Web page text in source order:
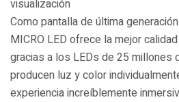
visualización
Como pantalla de última
MICRO LED ofrece la mejor
gracias a los LEDs de 25 millones
producen luz y color
experiencia increíblemente